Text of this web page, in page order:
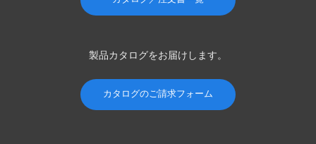
製品カタログをお届けします。
カタログのご請求フォーム